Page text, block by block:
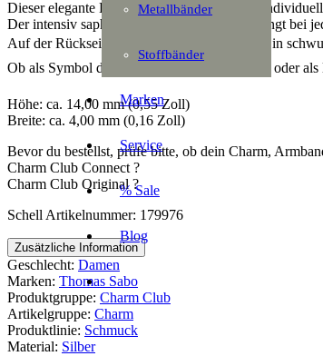
Metallbänder
Stoffbänder
Marken
Service
% Sale
Blog
Dieser elegante Birthstone-Charm verbindet
Der intensiv saphirfarbene, facettierte Stein fängt bei
Auf der Rückseite sorgt die zarte Gravur Sep. in
Ob als Symbol deines eigenen Geburtsmonats oder
Höhe: ca. 14,00 mm (0,55 Zoll)
Breite: ca. 4,00 mm (0,16 Zoll)
Bevor du bestellst, prüfe bitte, ob dein Charm,
Charm Club Connect ?
Charm Club Original ?
Schell Artikelnummer: 179976
Zusätzliche Information
Geschlecht: Damen
Marken: Thomas Sabo
Produktgruppe: Charm Club
Artikelgruppe: Charm
Produktlinie: Schmuck
Material: Silber